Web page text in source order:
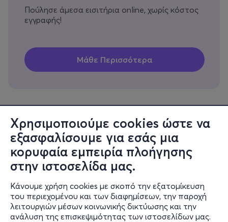
Χρησιμοποιούμε cookies ώστε να
εξασφαλίσουμε για εσάς μια
κορυφαία εμπειρία πλοήγησης
στην ιστοσελίδα μας.
Κάνουμε χρήση cookies με σκοπό την εξατομίκευση
του περιεχομένου και των διαφημίσεων, την παροχή
λειτουργιών μέσων κοινωνικής δικτύωσης και την
ανάλυση της επισκεψιμότητας των ιστοσελίδων μας.
Πούλησε άμεσα εισιτήρια online, χωρίς κόστος
εγγραφής!
Πληροφορίες
Υποστήριξη
Stay Connected